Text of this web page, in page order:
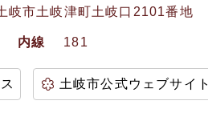
岐市土岐津町土岐口2101番地
内線 181
土岐市公式ウェブサイト